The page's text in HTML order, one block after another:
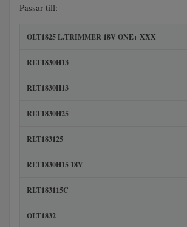
Passar till:
OLT1825 L.TRIMMER 18V ONE+ XXX
RLT1830H13
RLT1830H13
RLT1830H25
RLT183125
RLT1830H15 18V
RLT183115C
OLT1832